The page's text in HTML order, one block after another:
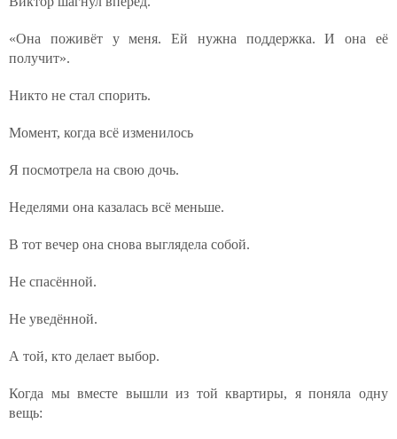
«Она поживёт у меня. Ей нужна поддержка. И она её
получит».
Никто не стал спорить.
Момент, когда всё изменилось
Я посмотрела на свою дочь.
Неделями она казалась всё меньше.
В тот вечер она снова выглядела собой.
Не спасённой.
Не уведённой.
А той, кто делает выбор.
Когда мы вместе вышли из той квартиры, я поняла одну
вещь: